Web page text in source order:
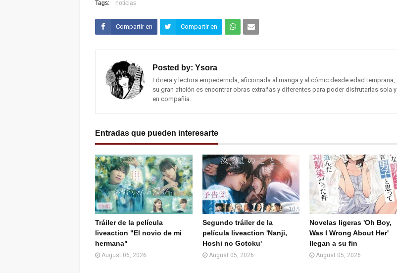
Tags: noticias
Compartir en Compartir en
What Email
Posted by: Ysora
Librera y lectora empedernida, aficionada al manga y al cómic desde edad temprana,
su gran afición es encontrar obras extrañas y diferentes para poder disfrutarlas sola y
en compañía.
Entradas que pueden interesarte
Tráiler de la película
liveaction "El novio de mi
hermana"
August 06, 2026
Segundo tráiler de la
película liveaction 'Nanji,
Hoshi no Gotoku'
August 05, 2026
Novelas ligeras 'Oh Boy,
Was I Wrong About Her'
llegan a su fin
August 05, 2026